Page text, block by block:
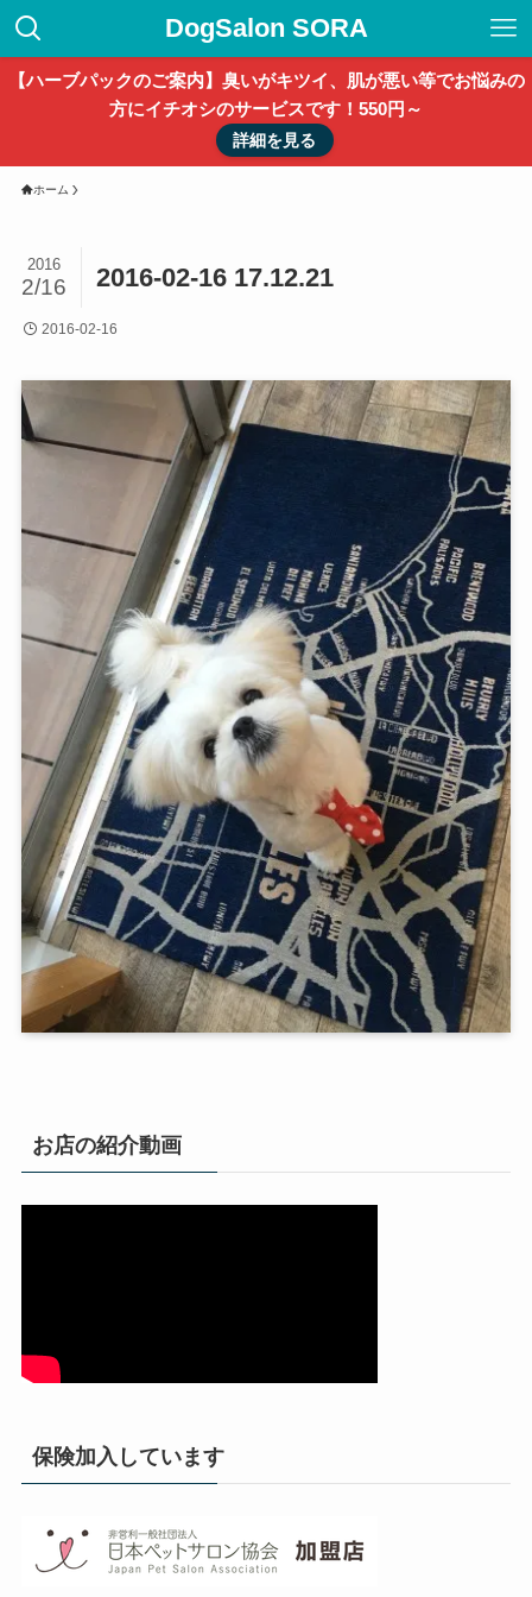
DogSalon SORA
【ハーブパックのご案内】臭いがキツイ、肌が悪い等でお悩みの
方にイチオシのサービスです！550円～
詳細を見る
ホーム
2016-02-16 17.12.21
2016
2/16
2016-02-16
お店の紹介動画
保険加入しています